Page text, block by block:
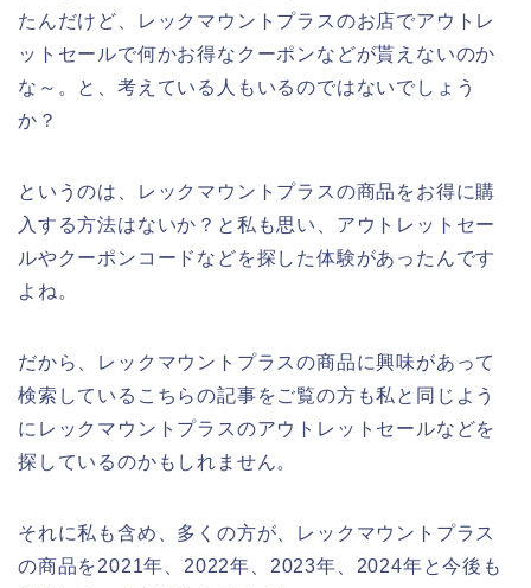
たんだけど、レックマウントプラスのお店でアウトレ
ットセールで何かお得なクーポンなどが貰えないのか
な～。と、考えている人もいるのではないでしょう
か？
というのは、レックマウントプラスの商品をお得に購
入する方法はないか？と私も思い、アウトレットセー
ルやクーポンコードなどを探した体験があったんです
よね。
だから、レックマウントプラスの商品に興味があって
検索しているこちらの記事をご覧の方も私と同じよう
にレックマウントプラスのアウトレットセールなどを
探しているのかもしれません。
それに私も含め、多くの方が、レックマウントプラス
の商品を2021年、2022年、2023年、2024年と今後も